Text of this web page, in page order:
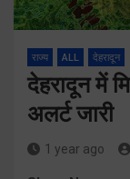
राज्य ALL देहरादून
देहरादून में
अलर्ट जारी
1 year ago